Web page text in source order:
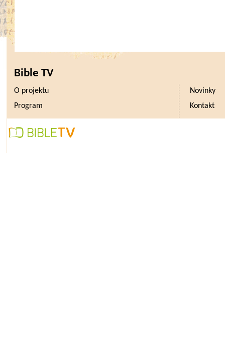
Bible TV
O projektu
Novinky
Program
Kontakt